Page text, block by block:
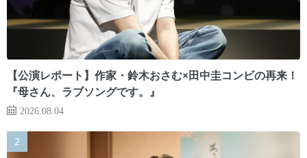
【公演レポート】作家・鈴木おさむ×田中圭コンビの再来！
『母さん、ラブソングです。』
2026.08.04